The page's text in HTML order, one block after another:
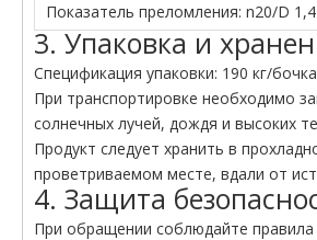
Показатель преломления: n20/D
3. Упаковка и
Спецификация упаковки: 190 кг/
При транспортировке необходимо
солнечных лучей, дождя и высоких
Продукт следует хранить в
проветриваемом месте, вдали от
4. Защита
При обращении соблюдайте правила